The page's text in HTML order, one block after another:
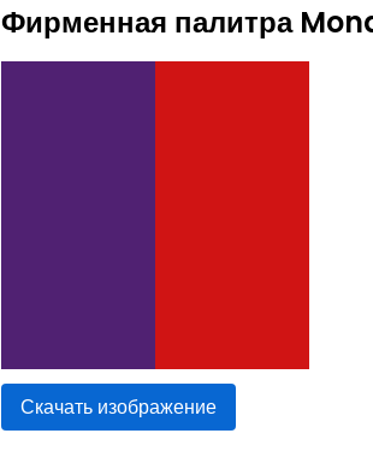
Фирменная палитра
Скачать изображение